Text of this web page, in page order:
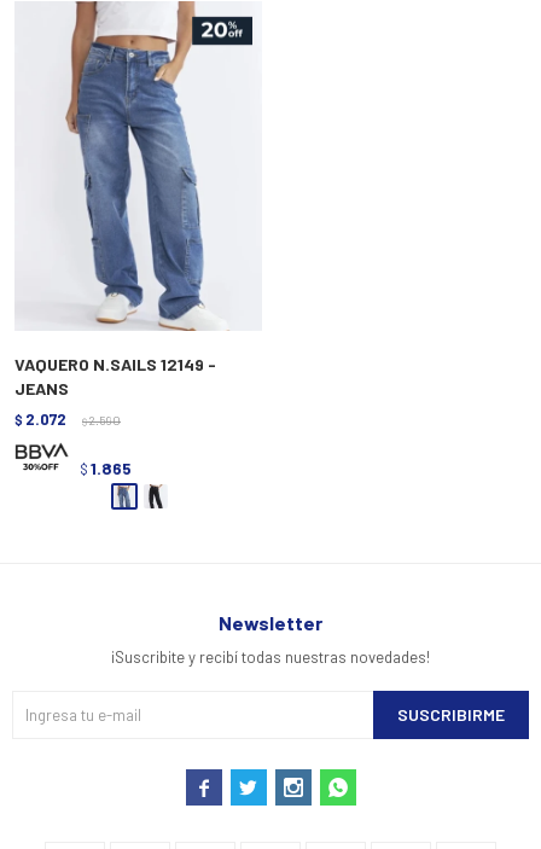
VAQUERO N.SAILS 12149 -
JEANS
$ 2.072 $ 2.590
$ 1.865
Newsletter
¡Suscribite y recibí todas nuestras novedades!
SUSCRIBIRME
   